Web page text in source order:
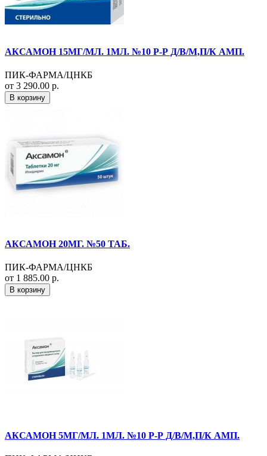
АКСАМОН 15МГ/МЛ. 1МЛ. №10 Р-Р Д/В/М,П/К АМП.
ПИК-ФАРМА/ЦНКБ
от 3 290.00 р.
В корзину
АКСАМОН 20МГ. №50 ТАБ.
ПИК-ФАРМА/ЦНКБ
от 1 885.00 р.
В корзину
АКСАМОН 5МГ/МЛ. 1МЛ. №10 Р-Р Д/В/М,П/К АМП.